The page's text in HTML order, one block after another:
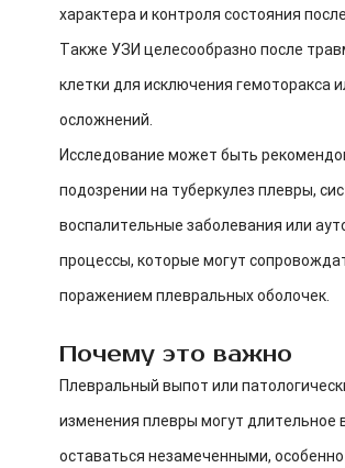
характера и контроля состояния
Также УЗИ целесообразно после
клетки для исключения гемоторакса
осложнений.
Исследование может быть
подозрении на туберкулез плевры,
воспалительные заболевания или
процессы, которые могут
поражением плевральных оболочек.
Почему это важно
Плевральный выпот или
изменения плевры могут длительное
оставаться незамеченными,